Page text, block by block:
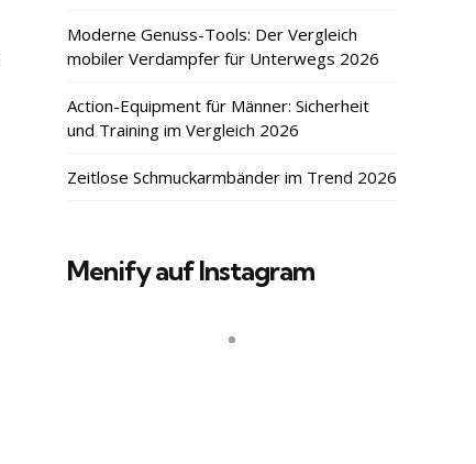
Moderne Genuss-Tools: Der Vergleich
mobiler Verdampfer für Unterwegs 2026
Action-Equipment für Männer: Sicherheit
und Training im Vergleich 2026
Zeitlose Schmuckarmbänder im Trend 2026
Menify auf Instagram